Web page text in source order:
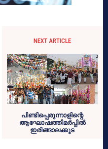
NEXT ARTICLE
പിണ്ടിപ്പെരുന്നാളിന്റെ
ആഘോഷത്തിമര്‍പ്പില്‍
ഇരിങ്ങാലക്കുട